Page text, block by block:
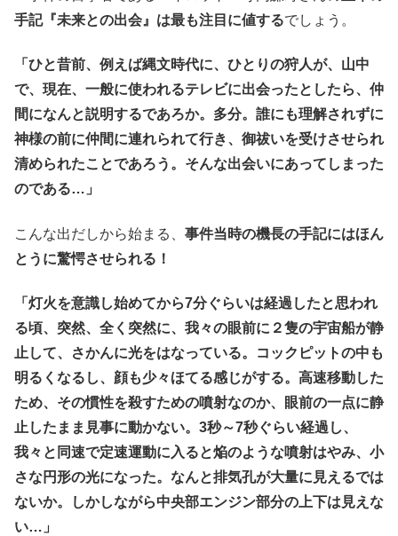
手記『未来との出会』は最も注目に値するでしょう。
「ひと昔前、例えば縄文時代に、ひとりの狩人が、山中
で、現在、一般に使われるテレビに出会ったとしたら、仲
間になんと説明するであろか。多分。誰にも理解されずに
神様の前に仲間に連れられて行き、御祓いを受けさせられ
清められたことであろう。そんな出会いにあってしまった
のである…」
こんな出だしから始まる、 事件当時の機長の手記にはほん
とうに驚愕させられる！
「灯火を意識し始めてから7分ぐらいは経過したと思われ
る頃、突然、全く突然に、我々の眼前に２隻の宇宙船が静
止して、さかんに光をはなっている。コックピットの中も
明るくなるし、顔も少々ほてる感じがする。高速移動した
ため、その慣性を殺すための噴射なのか、眼前の一点に静
止したまま見事に動かない。3秒～7秒ぐらい経過し、
我々と同速で定速運動に入ると焔のような噴射はやみ、小
さな円形の光になった。なんと排気孔が大量に見えるでは
ないか。しかしながら中央部エンジン部分の上下は見えな
い…」